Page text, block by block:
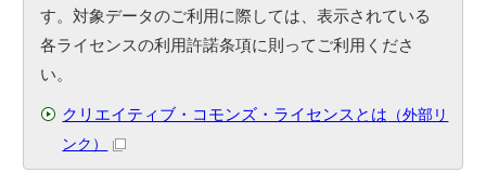
す。対象データのご利用に際しては、表示されている
各ライセンスの利用許諾条項に則ってご利用くださ
い。
クリエイティブ・コモンズ・ライセンスとは （外部リ
ンク）